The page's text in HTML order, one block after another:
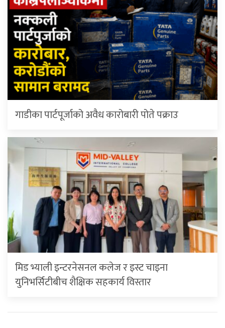
गाडीका पार्टपूर्जाको अवैध कारोबारी पोते प‌क्राउ
मिड भ्याली इन्टरनेसनल कलेज र इस्ट चाइना
युनिभर्सिटीबीच शैक्षिक सहकार्य विस्तार